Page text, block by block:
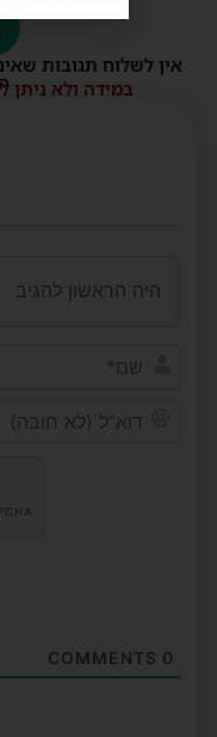
אין לשלוח תגובות
במידה ולא ניתן
0